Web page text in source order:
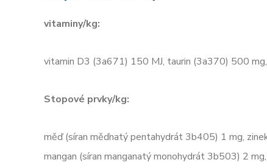
vitaminy/kg:
vitamin D3 (3a671) 150 MJ, taurin (3a370) 500
Stopové prvky/kg:
měď (síran měďnatý pentahydrát 3b405) 1 mg,
mangan (síran manganatý monohydrát 3b503) 2